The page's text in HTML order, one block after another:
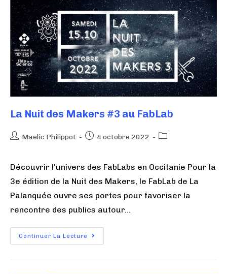
La Nuit des Makers #3 au FabLab
Maelic Philippot 4 octobre 2022
Découvrir l'univers des FabLabs en Occitanie Pour la
3e édition de la Nuit des Makers, le FabLab de La
Palanquée ouvre ses portes pour favoriser la
rencontre des publics autour…
Continuer La Lecture